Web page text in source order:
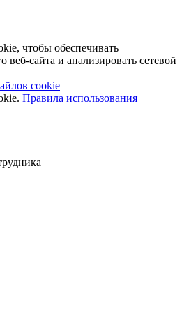
чтобы обеспечивать
сайта и анализировать сетевой
cookie
Правила использования